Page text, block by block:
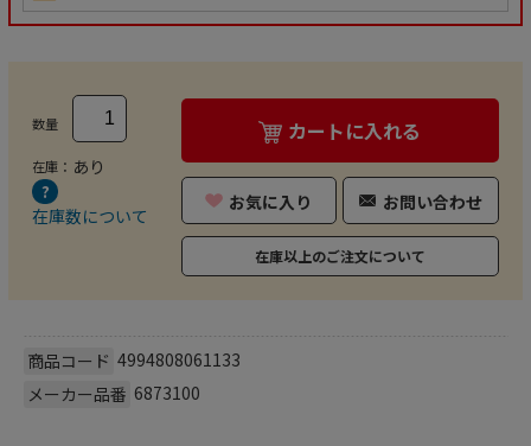
数量
在庫： あり
在庫数について
カートに入れる
お気に入り お問い合わせ
在庫以上のご注文について
商品コード 4994808061133
メーカー品番 6873100